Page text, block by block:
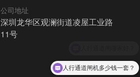
公司地址
深圳龙华区观澜街道凌屋工业路
11号
人行通道闸机多少钱一套？